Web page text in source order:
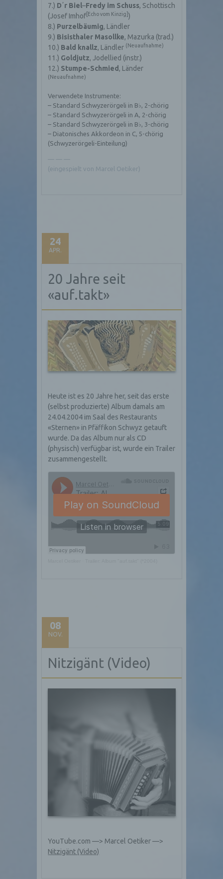
7.) Dʼr Biel–Fredy im Schuss, Schottisch
(Josef Imhof [Echo vom Kinzig])
8.) Purzelbäumig, Ländler
9.) Bisisthaler Masollke, Mazurka (trad.)
10.) Bald knallz, Ländler (Neuaufnahme)
11.) Goldjutz, Jodellied (instr.)
12.) Stumpe-Schmied , Länder
(Neuaufnahme)
Verwendete Instrumente:
– Standard Schwyzerörgeli in B♭, 2-chörig
– Standard Schwyzerörgeli in A, 2-chörig
– Standard Schwyzerörgeli in B♭, 3-chörig
– Diatonisches Akkordeon in C, 5-chörig
(Schwyzerörgeli-Einteilung)
— — —
(eingespielt von Marcel Oetiker)
24
APR.
20 Jahre seit
«auf.takt»
Heute ist es 20 Jahre her, seit das erste
(selbst produzierte) Album damals am
24.04.2004 im Saal des Restaurants
«Sternen» in Pfäffikon Schwyz getauft
wurde. Da das Album nur als CD
(physisch) verfügbar ist, wurde ein Trailer
zusammengestellt.
08
NOV.
Nitzigänt (Video)
YouTube.com —> Marcel Oetiker —>
Nitzigänt (Video)